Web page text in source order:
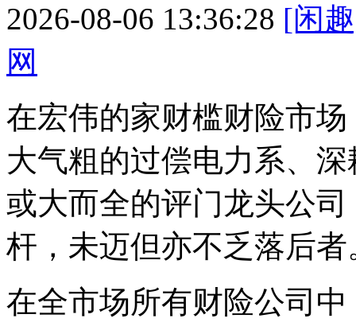
2026-08-06 13:36:28 [闲
网
在宏伟的家财槛财险市
大气粗的过偿电力系、
或大而全的评门龙头公
杆，未迈但亦不乏落后者
在全市场所有财险公司